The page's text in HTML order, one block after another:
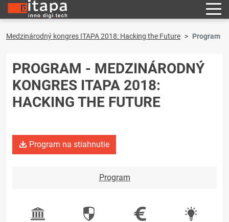
Medzinárodný kongres ITAPA 2018: Hacking the Future Program
PROGRAM - MEDZINÁRODNÝ
KONGRES ITAPA 2018:
HACKING THE FUTURE
Program na stiahnutie
Program